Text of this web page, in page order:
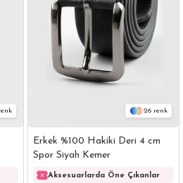
3 Adet Çorap 299,90 TL
26
Erkek %100 Hakiki Deri 4 cm
Spor Siyah Kemer
Aksesuarlarda Öne Çıkanlar